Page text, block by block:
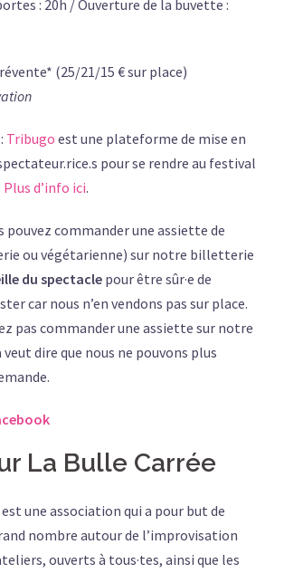
: 20h / Ouverture de la buvette :
(25/21/15 € sur place)
Tribugo est une plateforme de mise en
pour se rendre au festival
Plus d’info ici.
pouvez commander une assiette de
ou végétarienne) sur notre billetterie
du spectacle pour être sûr·e de
car nous n’en vendons pas sur place.
pas commander une assiette sur notre
dire que nous ne pouvons plus
La Bulle Carrée
une association qui a pour but de
nombre autour de l’improvisation
ouverts à tous·tes, ainsi que les